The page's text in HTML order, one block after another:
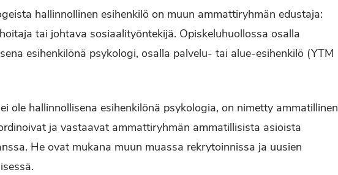
hallinnollinen esihenkilö on muun ammattiryhmän edustaja:
tai johtava sosiaalityöntekijä. Opiskeluhuollossa osalla
esihenkilönä psykologi, osalla palvelu- tai alue-esihenkilö (YTM
ole hallinnollisena esihenkilönä psykologia, on nimetty ammatillinen
ja vastaavat ammattiryhmän ammatillisista asioista
He ovat mukana muun muassa rekrytoinnissa ja uusien